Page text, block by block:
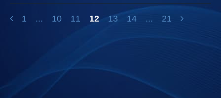
1 ... 10 11 12 13 14 ... 21